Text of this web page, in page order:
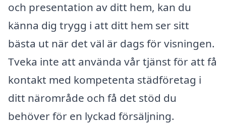
och presentation av ditt hem, kan du
känna dig trygg i att ditt hem ser sitt
bästa ut när det väl är dags för visningen.
Tveka inte att använda vår tjänst för att få
kontakt med kompetenta städföretag i
ditt närområde och få det stöd du
behöver för en lyckad försäljning.